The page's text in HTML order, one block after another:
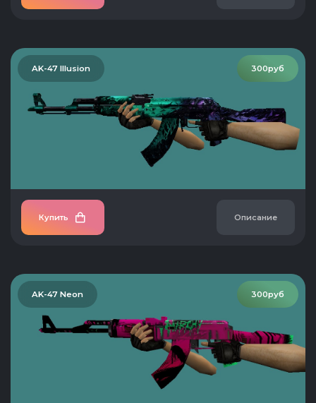
300руб
AK-47 Illusion
Купить Описание
300руб
AK-47 Neon